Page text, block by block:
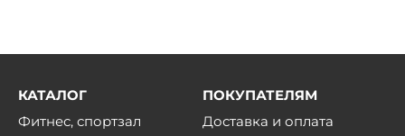
КАТАЛОГ
Фитнес, спортзал
ПОКУПАТЕЛЯМ
Доставка и оплата